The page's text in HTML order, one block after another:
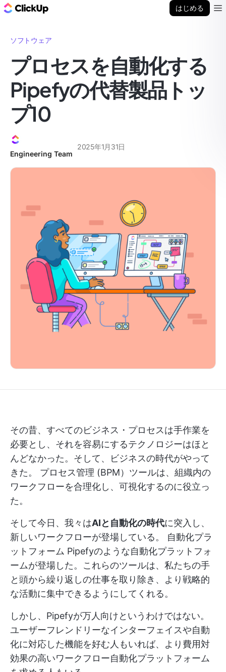
はじめる
ソフトウェア
プロセスを自動化する
Pipefyの代替製品トッ
プ10
Engineering Team
2025年1月31日
その昔、すべてのビジネス・プロセスは手作業を
必要とし、それを容易にするテクノロジーはほと
んどなかった。そして、ビジネスの時代がやって
きた。 プロセス管理 (BPM）ツールは、組織内の
ワークフローを合理化し、可視化するのに役立っ
た。
そして今日、我々はAIと自動化の時代に突入し、
新しいワークフローが登場している。 自動化プラ
ットフォーム Pipefyのような自動化プラットフォ
ームが登場した。これらのツールは、私たちの手
と頭から繰り返しの仕事を取り除き、より戦略的
な活動に集中できるようにしてくれる。
しかし、Pipefyが万人向けというわけではない。
ユーザーフレンドリーなインターフェイスや自動
化に対応した機能を好む人もいれば、より費用対
効果の高いワークフロー自動化プラットフォーム